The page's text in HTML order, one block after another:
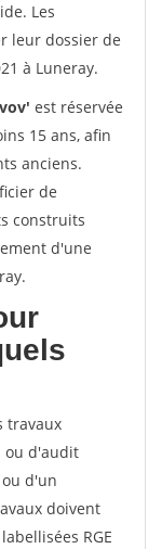
Les
leur dossier de
à Luneray.
est réservée
15 ans, afin
anciens.
de
construits
d'une
travaux
ou d'audit
d'un
doivent
RGE